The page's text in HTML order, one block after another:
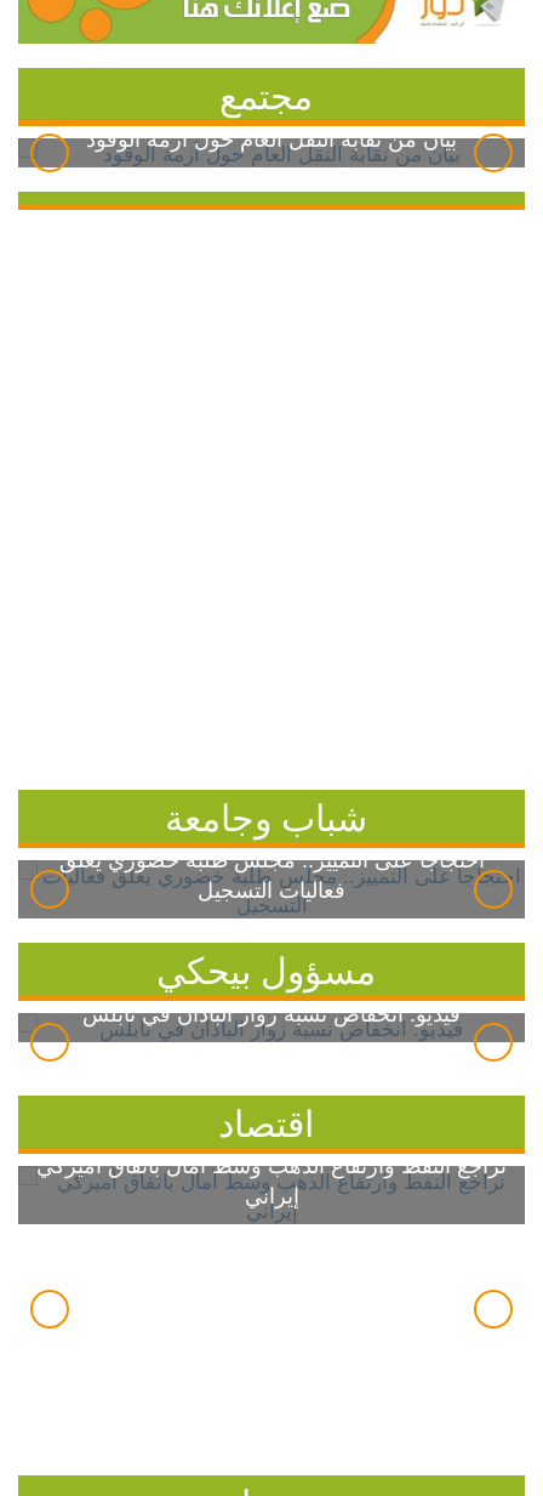
مجتمع
بيان من نقابة النقل العام حول أزمة الوقود
شباب وجامعة
احتجاجاً على التمييز.. مجلس طلبة خضوري يعلق
فعاليات التسجيل
مسؤول بيحكي
فيديو: انخفاض نسبة زوار الباذان في نابلس
اقتصاد
تراجع النفط وارتفاع الذهب وسط آمال باتفاق أميركي
إيراني